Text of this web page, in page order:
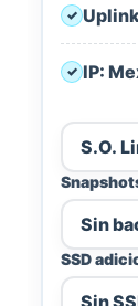
✓
✓ IP:
SSD